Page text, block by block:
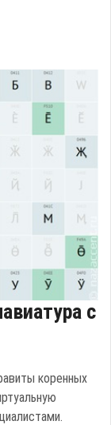
с
коренных